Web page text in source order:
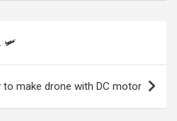
🛩
to make drone with DC motor